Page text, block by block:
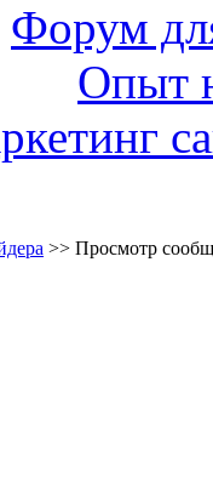
Форум
Опыт
>> Просмотр